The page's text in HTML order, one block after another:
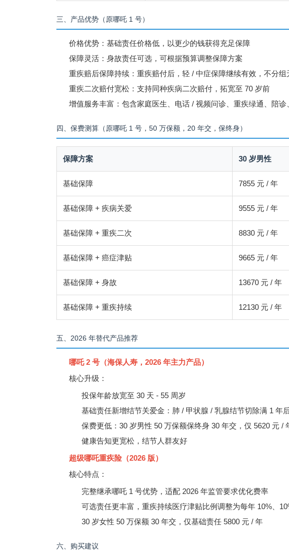
三、产品优势（原哪吒 1 号）
价格优势：基础责任价格低，以更少的钱获得充足保障
保障灵活：身故责任可选，可根据预算调整保障方案
重疾赔后保障持续：重疾赔付后，轻 / 中症保障继续有效，不分组
重疾二次赔付宽松：支持同种疾病二次赔付，拓宽至 70 岁前
增值服务丰富：包含家庭医生、电话 / 视频问诊、重疾绿通、陪诊
四、保费测算（原哪吒 1 号，50 万保额，20 年交，保终身）
保障方案 30 岁男性
基础保障 7855 元 / 年
基础保障 + 疾病关爱 9555 元 / 年
基础保障 + 重疾二次 8830 元 / 年
基础保障 + 癌症津贴 9665 元 / 年
基础保障 + 身故 13670 元 / 年
基础保障 + 重疾持续 12130 元 / 年
五、2026 年替代产品推荐
哪吒 2 号（海保人寿，2026 年主力产品）
核心升级：
投保年龄放宽至 30 天 - 55 周岁
基础责任新增结节关爱金：肺 / 甲状腺 / 乳腺结节切除满 1 年
保费更低：30 岁男性 50 万保额保终身 30 年交，仅 5620 元 /
健康告知更宽松，结节人群友好
超级哪吒重疾险（2026 版）
核心特点：
完整继承哪吒 1 号优势，适配 2026 年监管要求优化费率
可选责任更丰富，重疾持续医疗津贴比例调整为每年 10%、
30 岁女性 50 万保额 30 年交，仅基础责任 5800 元 / 年
六、购买建议